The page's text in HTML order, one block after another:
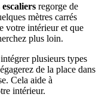
escaliers regorge de
mètres carrés
votre intérieur et que
plus loin.
plusieurs types
de la place dans
Cela aide à
intérieur.